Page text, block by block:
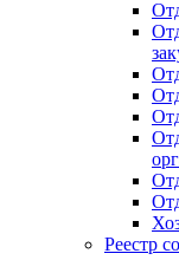
Реестр